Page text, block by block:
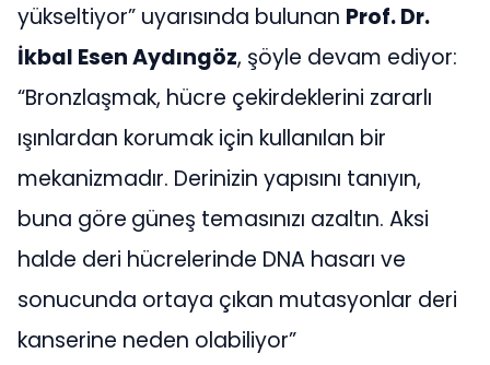
yükseltiyor” uyarısında bulunan Prof. Dr.
İkbal Esen Aydıngöz, şöyle devam ediyor:
“Bronzlaşmak, hücre çekirdeklerini zararlı
ışınlardan korumak için kullanılan bir
mekanizmadır. Derinizin yapısını tanıyın,
buna göre güneş temasınızı azaltın. Aksi
halde deri hücrelerinde DNA hasarı ve
sonucunda ortaya çıkan mutasyonlar deri
kanserine neden olabiliyor”